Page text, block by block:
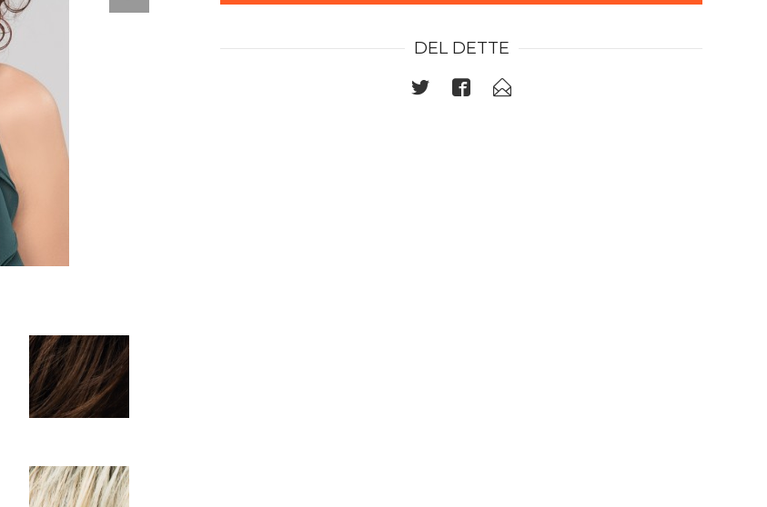
DEL DETTE